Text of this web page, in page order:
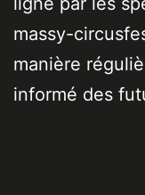
massy-
manière
informé des